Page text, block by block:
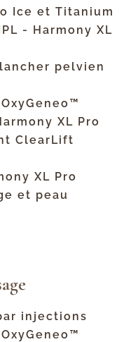
Ice et Titanium
- Harmony XL
pelvien
XL Pro
ClearLift
XL Pro
et peau
injections